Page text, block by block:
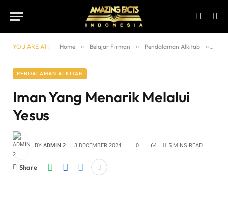
YOU ARE AT: Home » Belajar Firman » Pendalaman Alkitab »
PENDALAMAN ALKITAB
Iman Yang Menarik Melalui
Yesus
BY ADMIN 2 3 DECEMBER 2024 0 64 5 MINS READ
Share